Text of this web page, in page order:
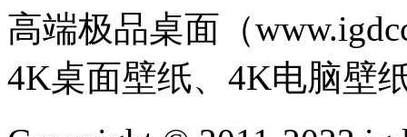
高端极品桌面（
4K桌面壁纸、4K电脑壁